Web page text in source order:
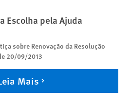
Escolha pela Ajuda
sobre Renovação da Resolução
20/09/2013
Mais